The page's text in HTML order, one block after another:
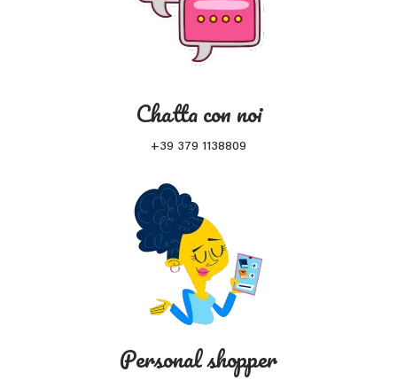
Chatta con noi
+39 379 1138809
Personal shopper